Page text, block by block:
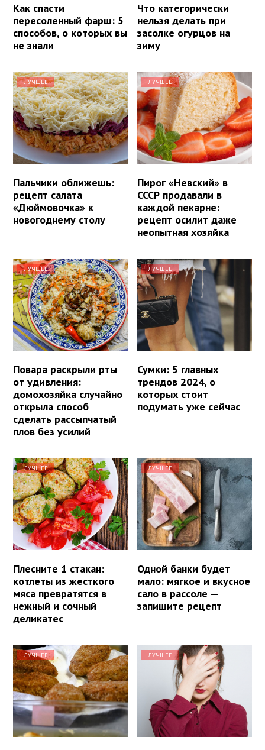
Как спасти
пересоленный фарш: 5
способов, о которых вы
не знали
Что категорически
нельзя делать при
засолке огурцов на
зиму
ЛУЧШЕЕ
Пальчики оближешь:
рецепт салата
«Дюймовочка» к
новогоднему столу
ЛУЧШЕЕ
Пирог «Невский» в
СССР продавали в
каждой пекарне:
рецепт осилит даже
неопытная хозяйка
ЛУЧШЕЕ
Повара раскрыли рты
от удивления:
домохозяйка случайно
открыла способ
сделать рассыпчатый
плов без усилий
ЛУЧШЕЕ
Сумки: 5 главных
трендов 2024, о
которых стоит
подумать уже сейчас
ЛУЧШЕЕ
Плесните 1 стакан:
котлеты из жесткого
мяса превратятся в
нежный и сочный
деликатес
ЛУЧШЕЕ
Одной банки будет
мало: мягкое и вкусное
сало в рассоле —
запишите рецепт
ЛУЧШЕЕ ЛУЧШЕЕ